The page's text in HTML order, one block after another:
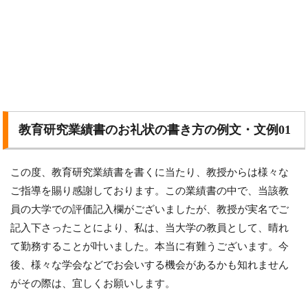
教育研究業績書のお礼状の書き方の例文・文例01
この度、教育研究業績書を書くに当たり、教授からは様々な
ご指導を賜り感謝しております。この業績書の中で、当該教
員の大学での評価記入欄がございましたが、教授が実名でご
記入下さったことにより、私は、当大学の教員として、晴れ
て勤務することが叶いました。本当に有難うございます。今
後、様々な学会などでお会いする機会があるかも知れません
がその際は、宜しくお願いします。